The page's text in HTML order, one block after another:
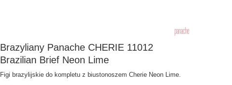
Brazyliany Panache CHERIE 11012
Brazilian Brief Neon Lime
Figi brazylijskie do kompletu z biustonoszem Cherie Neon Lime.